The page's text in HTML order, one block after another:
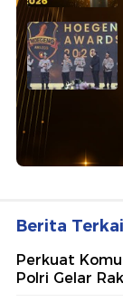
Berita
Perkuat
Polri Gelar